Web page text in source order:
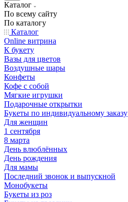
Каталог
По всему сайту
По каталогу
Каталог
Online витрина
К букету
Вазы для цветов
Воздушные шары
Конфеты
Кофе с собой
Мягкие игрушки
Подарочные открытки
Букеты по индивидуальному заказу
Для женщин
1 сентября
8 марта
День влюблённых
День рождения
Для мамы
Последний звонок и выпускной
Монобукеты
Букеты из роз